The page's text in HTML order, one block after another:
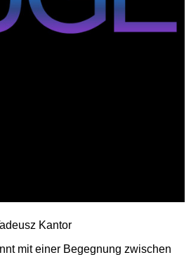
Kantor
mit einer Begegnung zwischen